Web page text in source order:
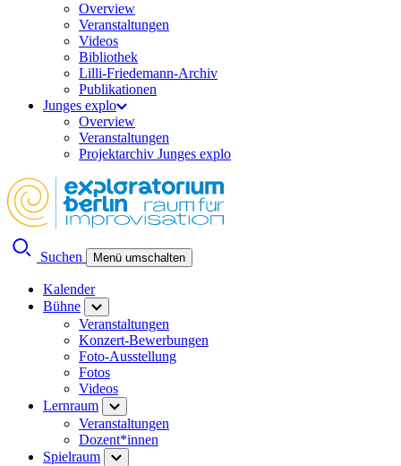
Overview
Veranstaltungen
Videos
Bibliothek
Lilli-Friedemann-Archiv
Publikationen
Junges explo
Overview
Veranstaltungen
Projektarchiv Junges explo
Suchen Menü umschalten
Kalender
Bühne
Veranstaltungen
Konzert-Bewerbungen
Foto-Ausstellung
Fotos
Videos
Lernraum
Veranstaltungen
Dozent*innen
Spielraum